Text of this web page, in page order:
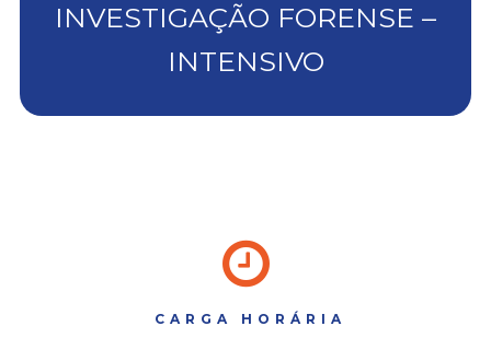
INVESTIGAÇÃO FORENSE –
INTENSIVO
CARGA HORÁRIA